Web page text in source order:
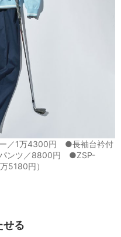
／1万4300円 ●長袖台衿付
ンツ／8800円 ●ZSP-
5180円）
せる